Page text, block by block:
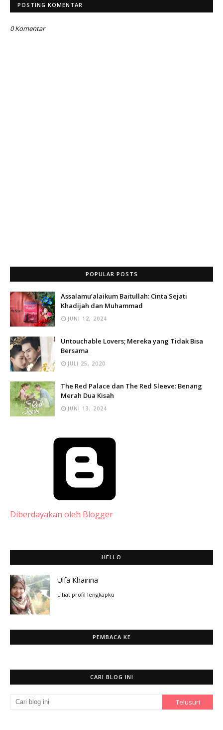
POSTING KOMENTAR
0 Komentar
POPULAR POSTS
Assalamu’alaikum Baitullah: Cinta Sejati
Khadijah dan Muhammad
JUNI 12, 2024
Untouchable Lovers; Mereka yang Tidak Bisa
Bersama
JULI 25, 2020
The Red Palace dan The Red Sleeve: Benang
Merah Dua Kisah
JUNI 13, 2024
Diberdayakan oleh Blogger
HELLO
Ulfa Khairina
Lihat profil lengkapku
PEMBACA KE
CARI BLOG INI